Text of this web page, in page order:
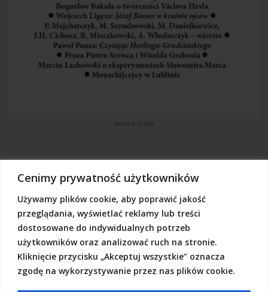
Cenimy prywatność użytkowników
Używamy plików cookie, aby poprawić jakość
przeglądania, wyświetlać reklamy lub treści
dostosowane do indywidualnych potrzeb
użytkowników oraz analizować ruch na stronie.
Kliknięcie przycisku „Akceptuj wszystkie” oznacza
zgodę na wykorzystywanie przez nas plików cookie.
Akcent nr 3/2026
„Akcent” jest czasopismem niezależnym, utrzymujemy się z dotacji
budżetowych oraz darowizn. Będziemy wdzięczni, jeśli zechcą nas
Państwo wesprzeć dowolną kwotą.
Wschodnia Fundacja Kultury „Akcent”, ul. Grodzka 3, 20-112 Lublin
Nr rachunku:50124015031111000017528667
(z dopiskiem: Darowizna na działalność statutową Wschodniej
Fundacji Kultury Akcent w sferze pożytku publicznego)